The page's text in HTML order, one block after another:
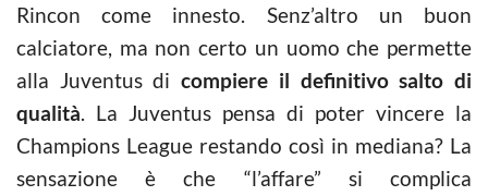
Rincon come innesto. Senz’altro un buon
calciatore, ma non certo un uomo che permette
alla Juventus dicompiere il definitivo salto di
qualità. La Juventus pensa di poter vincere la
Champions League restando così in mediana? La
sensazione è che “l’affare” si complica